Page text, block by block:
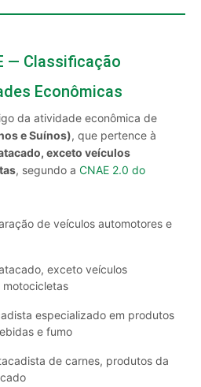
— Classificação
Econômicas
da atividade econômica de
e Suínos), que pertence à
exceto veículos
, segundo a CNAE 2.0 do
de veículos automotores e
exceto veículos
motocicletas
especializado em produtos
e fumo
de carnes, produtos da